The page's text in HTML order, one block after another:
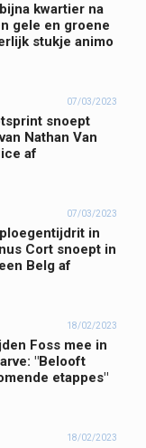
kwartier na
gele en groene
stukje animo
07/03/2023
snoept
Nathan Van
af
07/03/2023
in
Cort snoept in
Belg af
18/02/2023
Foss mee in
"Belooft
etappes"
18/02/2023